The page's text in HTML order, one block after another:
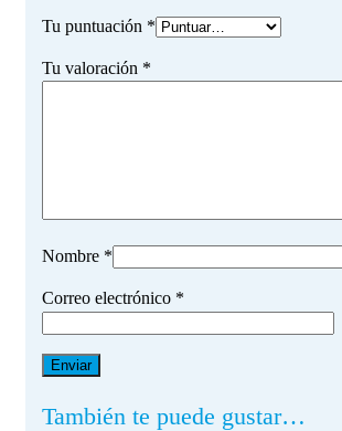
Tu puntuación *
Tu valoración *
Nombre *
Correo electrónico *
También te puede gustar…